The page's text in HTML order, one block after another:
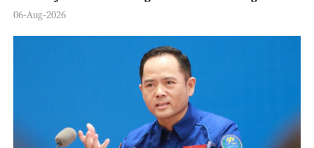
06-Aug-2026